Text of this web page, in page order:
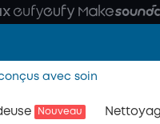
avec soin
Nouveau